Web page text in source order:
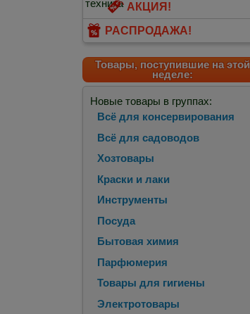
АКЦИЯ!
РАСПРОДАЖА!
Товары, поступившие на этой
неделе:
Новые товары в группах:
Всё для консервирования
Всё для садоводов
Хозтовары
Краски и лаки
Инструменты
Посуда
Бытовая химия
Парфюмерия
Товары для гигиены
Электротовары